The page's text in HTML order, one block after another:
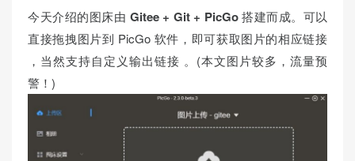
今天介绍的图床由 Gitee + Git + PicGo搭建而成。可以
直接拖拽图片到 PicGo 软件，即可获取图片的相应链接
，当然支持自定义输出链接 。(本文图片较多，流量预
警！)